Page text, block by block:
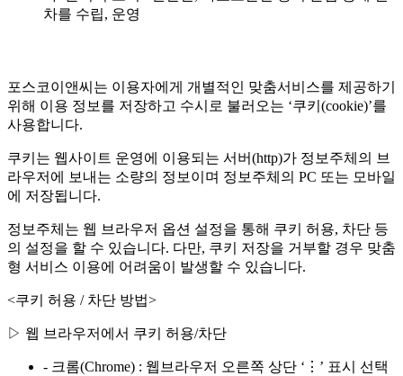
차를 수립, 운영
포스코이앤씨는 이용자에게 개별적인 맞춤서비스를 제공하기
위해 이용 정보를 저장하고 수시로 불러오는 ‘쿠키(cookie)’를
사용합니다.
쿠키는 웹사이트 운영에 이용되는 서버(http)가 정보주체의 브
라우저에 보내는 소량의 정보이며 정보주체의 PC 또는 모바일
에 저장됩니다.
정보주체는 웹 브라우저 옵션 설정을 통해 쿠키 허용, 차단 등
의 설정을 할 수 있습니다. 다만, 쿠키 저장을 거부할 경우 맞춤
형 서비스 이용에 어려움이 발생할 수 있습니다.
<쿠키 허용 / 차단 방법>
▷ 웹 브라우저에서 쿠키 허용/차단
- 크롬(Chrome) : 웹브라우저 오른쪽 상단 ‘⋮’ 표시 선택